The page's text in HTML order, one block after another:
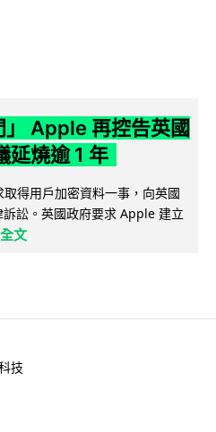
Apple 再控告英國
延燒逾 1 年
得用戶加密資料一事，向英國
訟。英國政府要求 Apple 建立
文
技